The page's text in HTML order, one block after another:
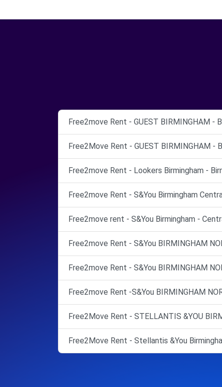
Free2move Rent - GUEST BIRMINGHAM -
Free2Move Rent - GUEST BIRMINGHAM -
Free2move Rent - Lookers Birmingham -
Free2move Rent - S&You Birmingham
Free2move rent - S&You Birmingham -
Free2move Rent - S&You BIRMINGHAM
Free2move Rent - S&You BIRMINGHAM
Free2move Rent -S&You BIRMINGHAM
Free2Move Rent - STELLANTIS &YOU
Free2Move Rent - Stellantis &You